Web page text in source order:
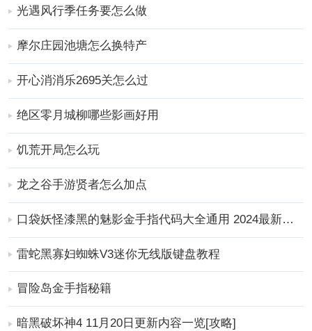
继续往右飞绕过峰顶，眼前落日正好悬在山巅，这种美
景不需要额外操作，只需静静悬停或缓慢盘旋就能欣
赏。飞行中要是碰到飘浮的黑暗植物避开就行，它们不
会造成实质阻碍，但接触后会短暂减速。抵达后位置在
分钟，期间光线变化丰富，从金黄到深红，背景还有飘
雪效果，结束后自身可以原路返回或使用传送点离开。
更多手游攻略，请持续关注
光遇风行季任务要怎么做
摩尔庄园池塘怎么换特产
开心消消乐2695关怎么过
绝区零月城柳哪些影画好用
饥荒开局怎么玩
龙之谷手游贤者怎么加点
口袋妖怪漆黑的魅影金手指代码大全通用 2024最新金手指代码分享[攻略]
雷蛇黑寡妇蜘蛛V3迷你无线版键盘教程
冒险岛金手指秘籍
暗黑破坏神4 11月20日更新内容一览[攻略]